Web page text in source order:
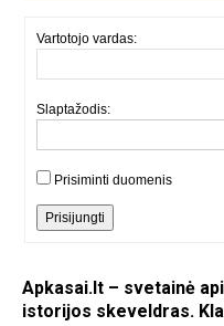
Vartotojo vardas:
Slaptažodis:
Prisiminti duomenis
Prisijungti
Apkasai.lt – svetainė
istorijos skeveldras.